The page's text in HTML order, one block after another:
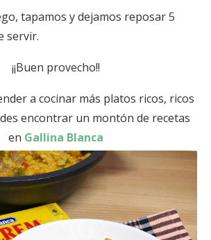
tapamos y dejamos reposar 5
servir.
¡¡Buen provecho!!
a cocinar más platos ricos, ricos
encontrar un montón de recetas
en Gallina Blanca